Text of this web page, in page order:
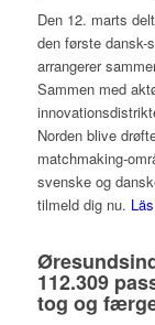
Den 12. marts
den første
arrangerer
Sammen med
Norden blive
matchmaking-
svenske og
tilmeld dig nu.
112.309
tog og